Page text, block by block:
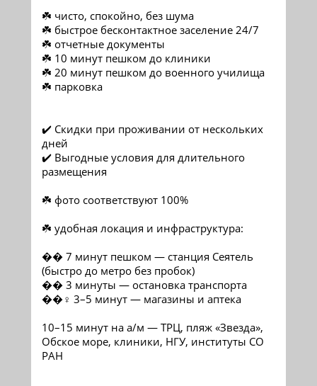
☘️ чисто, спокойно, без шума
☘️ быстрое бесконтактное заселение 24/7
☘️ отчетные документы
☘️ 10 минут пешком до клиники
☘️ 20 минут пешком до военного училища
☘️ парковка
✔️ Скидки при проживании от нескольких
дней
✔️ Выгодные условия для длительного
размещения
☘️ фото соответствуют 100%
☘️ удобная локация и инфраструктура:
�� 7 минут пешком — станция Сеятель
(быстро до метро без пробок)
�� 3 минуты — остановка транспорта
‍��‍♀️ 3–5 минут — магазины и аптека
10–15 минут на а/м — ТРЦ, пляж «Звезда»,
Обское море, клиники, НГУ, институты СО
РАН